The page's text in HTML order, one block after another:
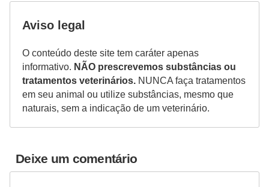
Aviso legal
O conteúdo deste site tem caráter apenas
informativo. NÃO prescrevemos substâncias ou
tratamentos veterinários. NUNCA faça tratamentos
em seu animal ou utilize substâncias, mesmo que
naturais, sem a indicação de um veterinário.
Deixe um comentário